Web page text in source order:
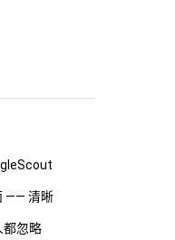
—— 清晰
都忽略